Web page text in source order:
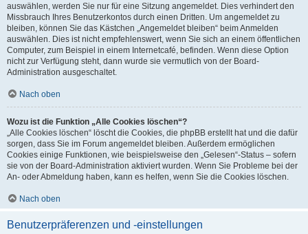
auswählen, werden Sie nur für eine Sitzung angemeldet. Dies verhindert den
Missbrauch Ihres Benutzerkontos durch einen Dritten. Um angemeldet zu
bleiben, können Sie das Kästchen „Angemeldet bleiben“ beim Anmelden
auswählen. Dies ist nicht empfehlenswert, wenn Sie sich an einem öffentlichen
Computer, zum Beispiel in einem Internetcafé, befinden. Wenn diese Option
nicht zur Verfügung steht, dann wurde sie vermutlich von der Board-
Administration ausgeschaltet.
Nach oben
Wozu ist die Funktion „Alle Cookies löschen“?
„Alle Cookies löschen“ löscht die Cookies, die phpBB erstellt hat und die dafür
sorgen, dass Sie im Forum angemeldet bleiben. Außerdem ermöglichen
Cookies einige Funktionen, wie beispielsweise den „Gelesen“-Status – sofern
sie von der Board-Administration aktiviert wurden. Wenn Sie Probleme bei der
An- oder Abmeldung haben, kann es helfen, wenn Sie die Cookies löschen.
Nach oben
Benutzerpräferenzen und -einstellungen